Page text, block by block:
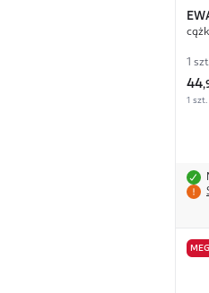
1 szt.
44,
1 szt.